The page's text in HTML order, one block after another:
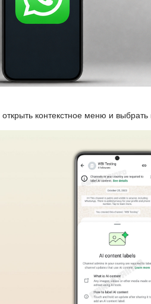
контекстное меню и выбрать